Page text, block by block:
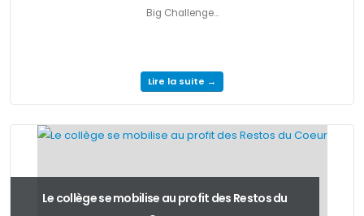
Big Challenge...
Lire la suite →
Le collège se mobilise au profit des Restos du